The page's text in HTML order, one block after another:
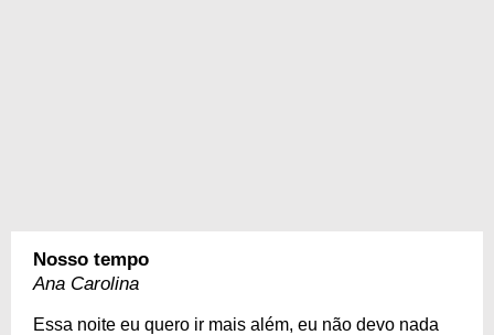
Nosso tempo
Ana Carolina
Essa noite eu quero ir mais além, eu não devo nada